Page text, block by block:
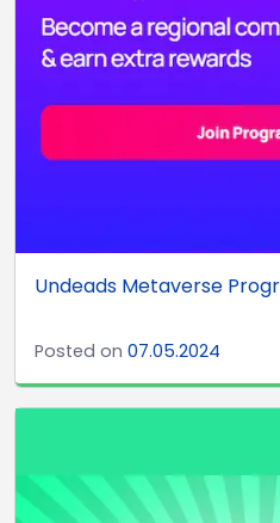
Undeads Metaverse
Posted on 07.05.2024